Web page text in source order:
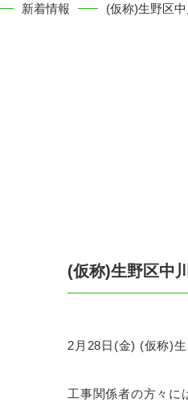
新着情報 (仮称)生野区
(仮称)生野区中
2月28日(金) (仮称)
工事関係者の方々に